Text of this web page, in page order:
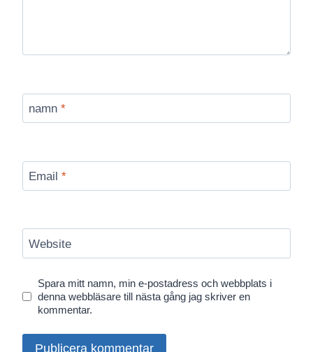
namn *
Email *
Website
Spara mitt namn, min e-postadress och webbplats i
denna webbläsare till nästa gång jag skriver en
kommentar.